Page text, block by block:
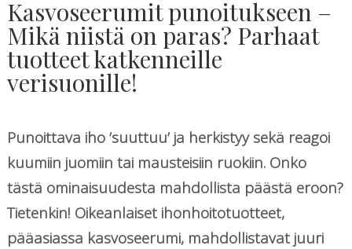
Kasvoseerumit punoitukseen –
Mikä niistä on paras? Parhaat
tuotteet katkenneille
verisuonille!
Punoittava iho ’suuttuu’ ja herkistyy sekä reagoi
kuumiin juomiin tai mausteisiin ruokiin. Onko
tästä ominaisuudesta mahdollista päästä eroon?
Tietenkin! Oikeanlaiset ihonhoitotuotteet,
pääasiassa kasvoseerumi, mahdollistavat juuri